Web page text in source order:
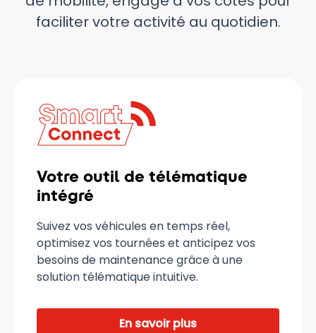
faciliter votre activité au quotidien.
Votre outil de télématique
intégré
Suivez vos véhicules en temps réel,
optimisez vos tournées et anticipez vos
besoins de maintenance grâce à une
solution télématique intuitive.
En savoir plus